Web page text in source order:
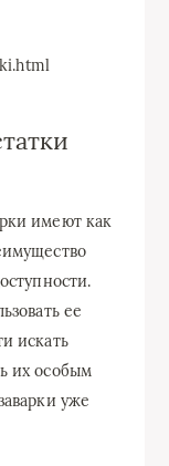
имеют как
ее
искать
их особым
уже